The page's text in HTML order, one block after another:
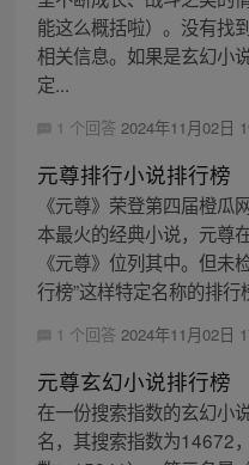
能这么概括啦）。没有找
相关信息。如果是玄幻小
定...
1 个回答 2024年11月02日
元尊排行小说排行榜
《元尊》荣登第四届橙瓜
本最火的经典小说，元尊
《元尊》位列其中。但未
行榜”这样特定名称的排
1 个回答 2024年11月02日
元尊玄幻小说排行榜
在一份搜索指数的玄幻小
名，其搜索指数为14672